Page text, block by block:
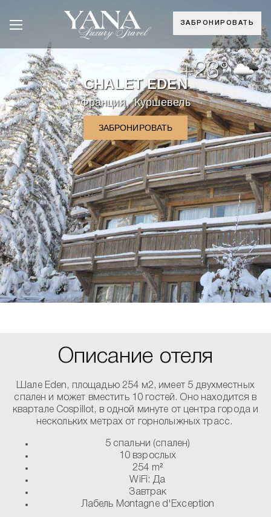
ЗАБРОНИРОВАТЬ
+23°
CHALET EDEN
Франция,Куршевель
ЗАБРОНИРОВАТЬ
Описание отеля
Шале Eden, площадью 254 м2, имеет 5 двухместных
спален и может вместить 10 гостей. Оно находится в
квартале Cospillot, в одной минуте от центра города и
нескольких метрах от горнолыжных трасс.
5 спальни (спален)
10 взрослых
254 m²
WiFi: Да
Завтрак
Лабель Montagne d'Exception